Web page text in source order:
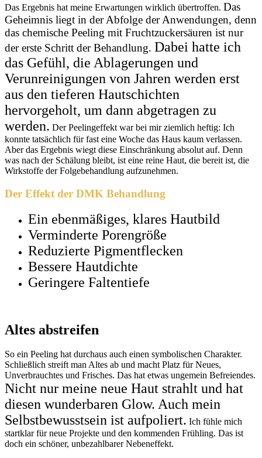
Das Ergebnis hat meine Erwartungen wirklich übertroffen. Das
Geheimnis liegt in der Abfolge der Anwendungen, denn
das chemische Peeling mit Fruchtzuckersäuren ist nur
der erste Schritt der Behandlung. Dabei hatte ich
das Gefühl, die Ablagerungen und
Verunreinigungen von Jahren werden erst
aus den tieferen Hautschichten
hervorgeholt, um dann abgetragen zu
werden. Der Peelingeffekt war bei mir ziemlich heftig: Ich
konnte tatsächlich für fast eine Woche das Haus kaum verlassen.
Aber das Ergebnis wiegt diese Einschränkung absolut auf. Denn
was nach der Schälung bleibt, ist eine reine Haut, die bereit ist, die
Wirkstoffe der Folgebehandlung aufzunehmen.
Der Effekt der DMK Behandlung
Ein ebenmäßiges, klares Hautbild
Verminderte Porengröße
Reduzierte Pigmentflecken
Bessere Hautdichte
Geringere Faltentiefe
Altes abstreifen
So ein Peeling hat durchaus auch einen symbolischen Charakter.
Schließlich streift man Altes ab und macht Platz für Neues,
Unverbrauchtes und Frisches. Das hat etwas ungemein Befreiendes.
Nicht nur meine neue Haut strahlt und hat
diesen wunderbaren Glow. Auch mein
Selbstbewusstsein ist aufpoliert. Ich fühle mich
startklar für neue Projekte und den kommenden Frühling. Das ist
doch ein schöner, unbezahlbarer Nebeneffekt.